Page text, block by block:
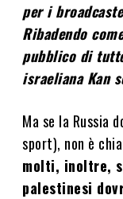
per i
Ribadendo
pubblico di
israeliana Kan
Ma se la Russia
sport), non è
molti, inoltre,
palestinesi